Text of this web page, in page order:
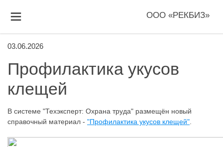
ООО «РЕКБИЗ»
03.06.2026
Профилактика укусов
клещей
В системе "Техэксперт: Охрана труда" размещён новый
справочный материал - "Профилактика укусов клещей"